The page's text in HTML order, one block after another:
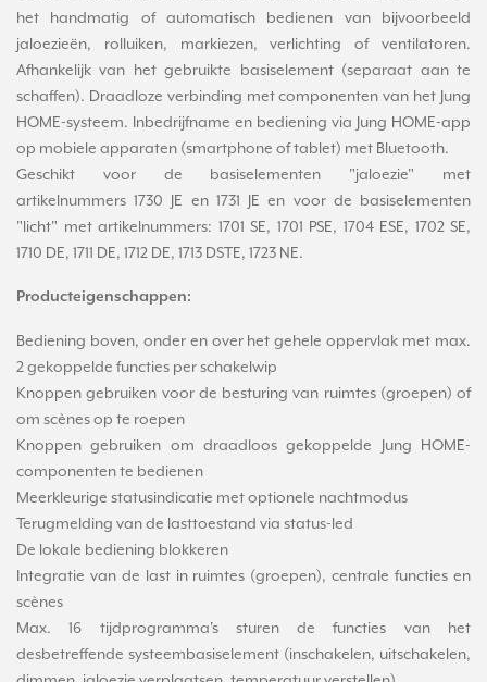
het handmatig of automatisch bedienen van bijvoorbeeld
jaloezieën, rolluiken, markiezen, verlichting of ventilatoren.
Afhankelijk van het gebruikte basiselement (separaat aan te
schaffen). Draadloze verbinding met componenten van het Jung
HOME-systeem. Inbedrijfname en bediening via Jung HOME-app
op mobiele apparaten (smartphone of tablet) met Bluetooth.
Geschikt voor de basiselementen "jaloezie" met
artikelnummers 1730 JE en 1731 JE en voor de basiselementen
"licht" met artikelnummers: 1701 SE, 1701 PSE, 1704 ESE, 1702 SE,
1710 DE, 1711 DE, 1712 DE, 1713 DSTE, 1723 NE.
Producteigenschappen:
Bediening boven, onder en over het gehele oppervlak met max.
2 gekoppelde functies per schakelwip
Knoppen gebruiken voor de besturing van ruimtes (groepen) of
om scènes op te roepen
Knoppen gebruiken om draadloos gekoppelde Jung HOME-
componenten te bedienen
Meerkleurige statusindicatie met optionele nachtmodus
Terugmelding van de lasttoestand via status-led
De lokale bediening blokkeren
Integratie van de last in ruimtes (groepen), centrale functies en
scènes
Max. 16 tijdprogramma's sturen de functies van het
desbetreffende systeembasiselement (inschakelen, uitschakelen,